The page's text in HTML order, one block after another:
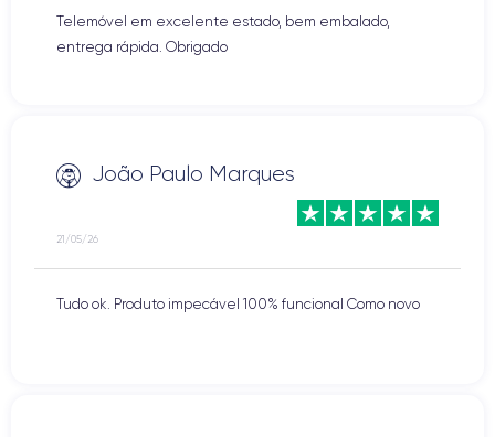
Telemóvel em excelente estado, bem embalado,
entrega rápida. Obrigado
João Paulo Marques
21/05/26
Tudo ok. Produto impecável 100% funcional Como novo